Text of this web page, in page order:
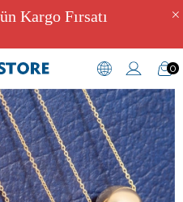
Kargo Fırsatı
0